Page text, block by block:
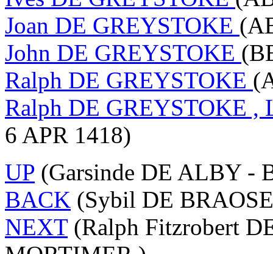
Joan DE GREYSTOKE
John DE GREYSTOKE
Ralph DE GREYSTOKE
Ralph DE GREYSTOKE ,
6 APR 1418)
UP (Garsinde DE ALBY -
BACK (Sybil DE
NEXT(Ralph Fitzrobert